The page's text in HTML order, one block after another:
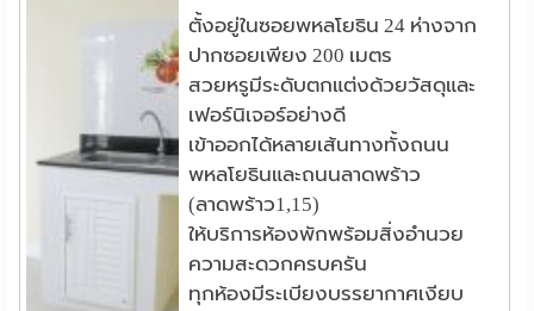
ตั้งอยู่ในซอยพหลโยธิน 24 ห่างจาก
ปากซอยเพียง 200 เมตร
สวยหรูมีระดับตกแต่งด้วยวัสดุและ
เฟอร์นิเจอร์อย่างดี
เข้าออกได้หลายเส้นทางทั้งถนน
พหลโยธินและถนนลาดพร้าว
(ลาดพร้าว1,15)
ให้บริการห้องพักพร้อมสิ่งอำนวย
ความสะดวกครบครัน
ทุกห้องมีระเบียงบรรยากาศเงียบ